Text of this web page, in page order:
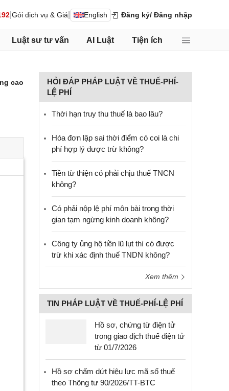
Gói dịch vụ & Giá English Đăng ký/ Đăng nhập
Luật sư tư vấn AI Luật Tiện ích
cao
HỎI ĐÁP PHÁP LUẬT VỀ THUẾ-PHÍ-
LỆ PHÍ
Thời hạn truy thu thuế là bao lâu?
Hóa đơn lập sai thời điểm có coi là chi
phí hợp lý được trừ không?
Tiền từ thiện có phải chịu thuế TNCN
không?
Có phải nộp lệ phí môn bài trong thời
gian tạm ngừng kinh doanh không?
Công ty ủng hộ tiền lũ lụt thì có được
trừ khi xác định thuế TNDN không?
Xem thêm
TIN PHÁP LUẬT VỀ THUẾ-PHÍ-LỆ PHÍ
Hồ sơ, chứng từ điện tử
trong giao dịch thuế điện tử
từ 01/7/2026
Hồ sơ chấm dứt hiệu lực mã số thuế
theo Thông tư 90/2026/TT-BTC